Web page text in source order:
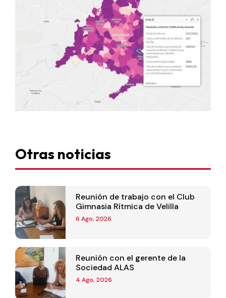
Otras noticias
Reunión de trabajo con el Club
Gimnasia Rítmica de Velilla
6 Ago, 2026
Reunión con el gerente de la
Sociedad ALAS
4 Ago, 2026